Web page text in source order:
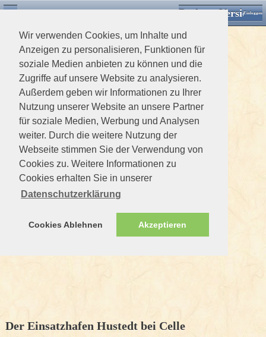
Wir verwenden Cookies, um Inhalte und
Anzeigen zu personalisieren, Funktionen für
soziale Medien anbieten zu können und die
Zugriffe auf unsere Website zu analysieren.
Außerdem geben wir Informationen zu Ihrer
Nutzung unserer Website an unsere Partner
für soziale Medien, Werbung und Analysen
weiter. Durch die weitere Nutzung der
Webseite stimmen Sie der Verwendung von
Cookies zu. Weitere Informationen zu
Cookies erhalten Sie in unserer
Datenschutzerklärung
Cookies Ablehnen Akzeptieren
Desktop VersionEinloggen
Der Einsatzhafen Hustedt bei Celle